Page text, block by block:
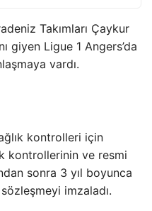
Takımları Çaykur
giyen Ligue 1 Angers’da
vardı.
kontrolleri için
kontrollerinin ve resmi
sonra 3 yıl boyunca
imzaladı.